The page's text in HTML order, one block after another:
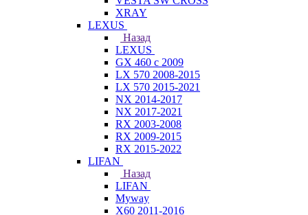
XRAY
LEXUS
Назад
LEXUS
GX 460 с 2009
LX 570 2008-2015
LX 570 2015-2021
NX 2014-2017
NX 2017-2021
RX 2003-2008
RX 2009-2015
RX 2015-2022
LIFAN
Назад
LIFAN
Myway
X60 2011-2016